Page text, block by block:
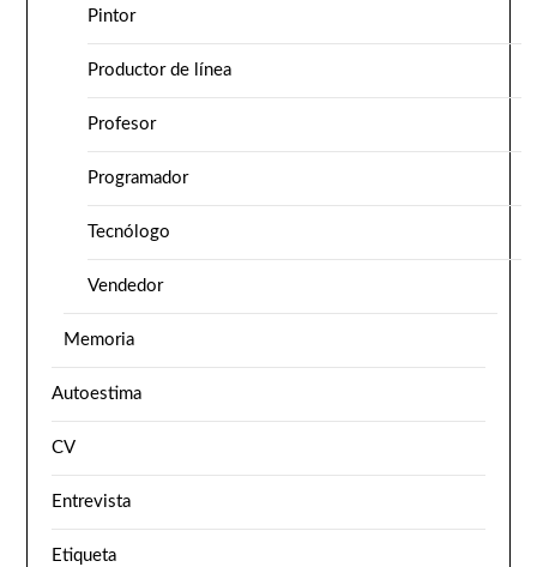
Pintor
Productor de línea
Profesor
Programador
Tecnólogo
Vendedor
Memoria
Autoestima
CV
Entrevista
Etiqueta